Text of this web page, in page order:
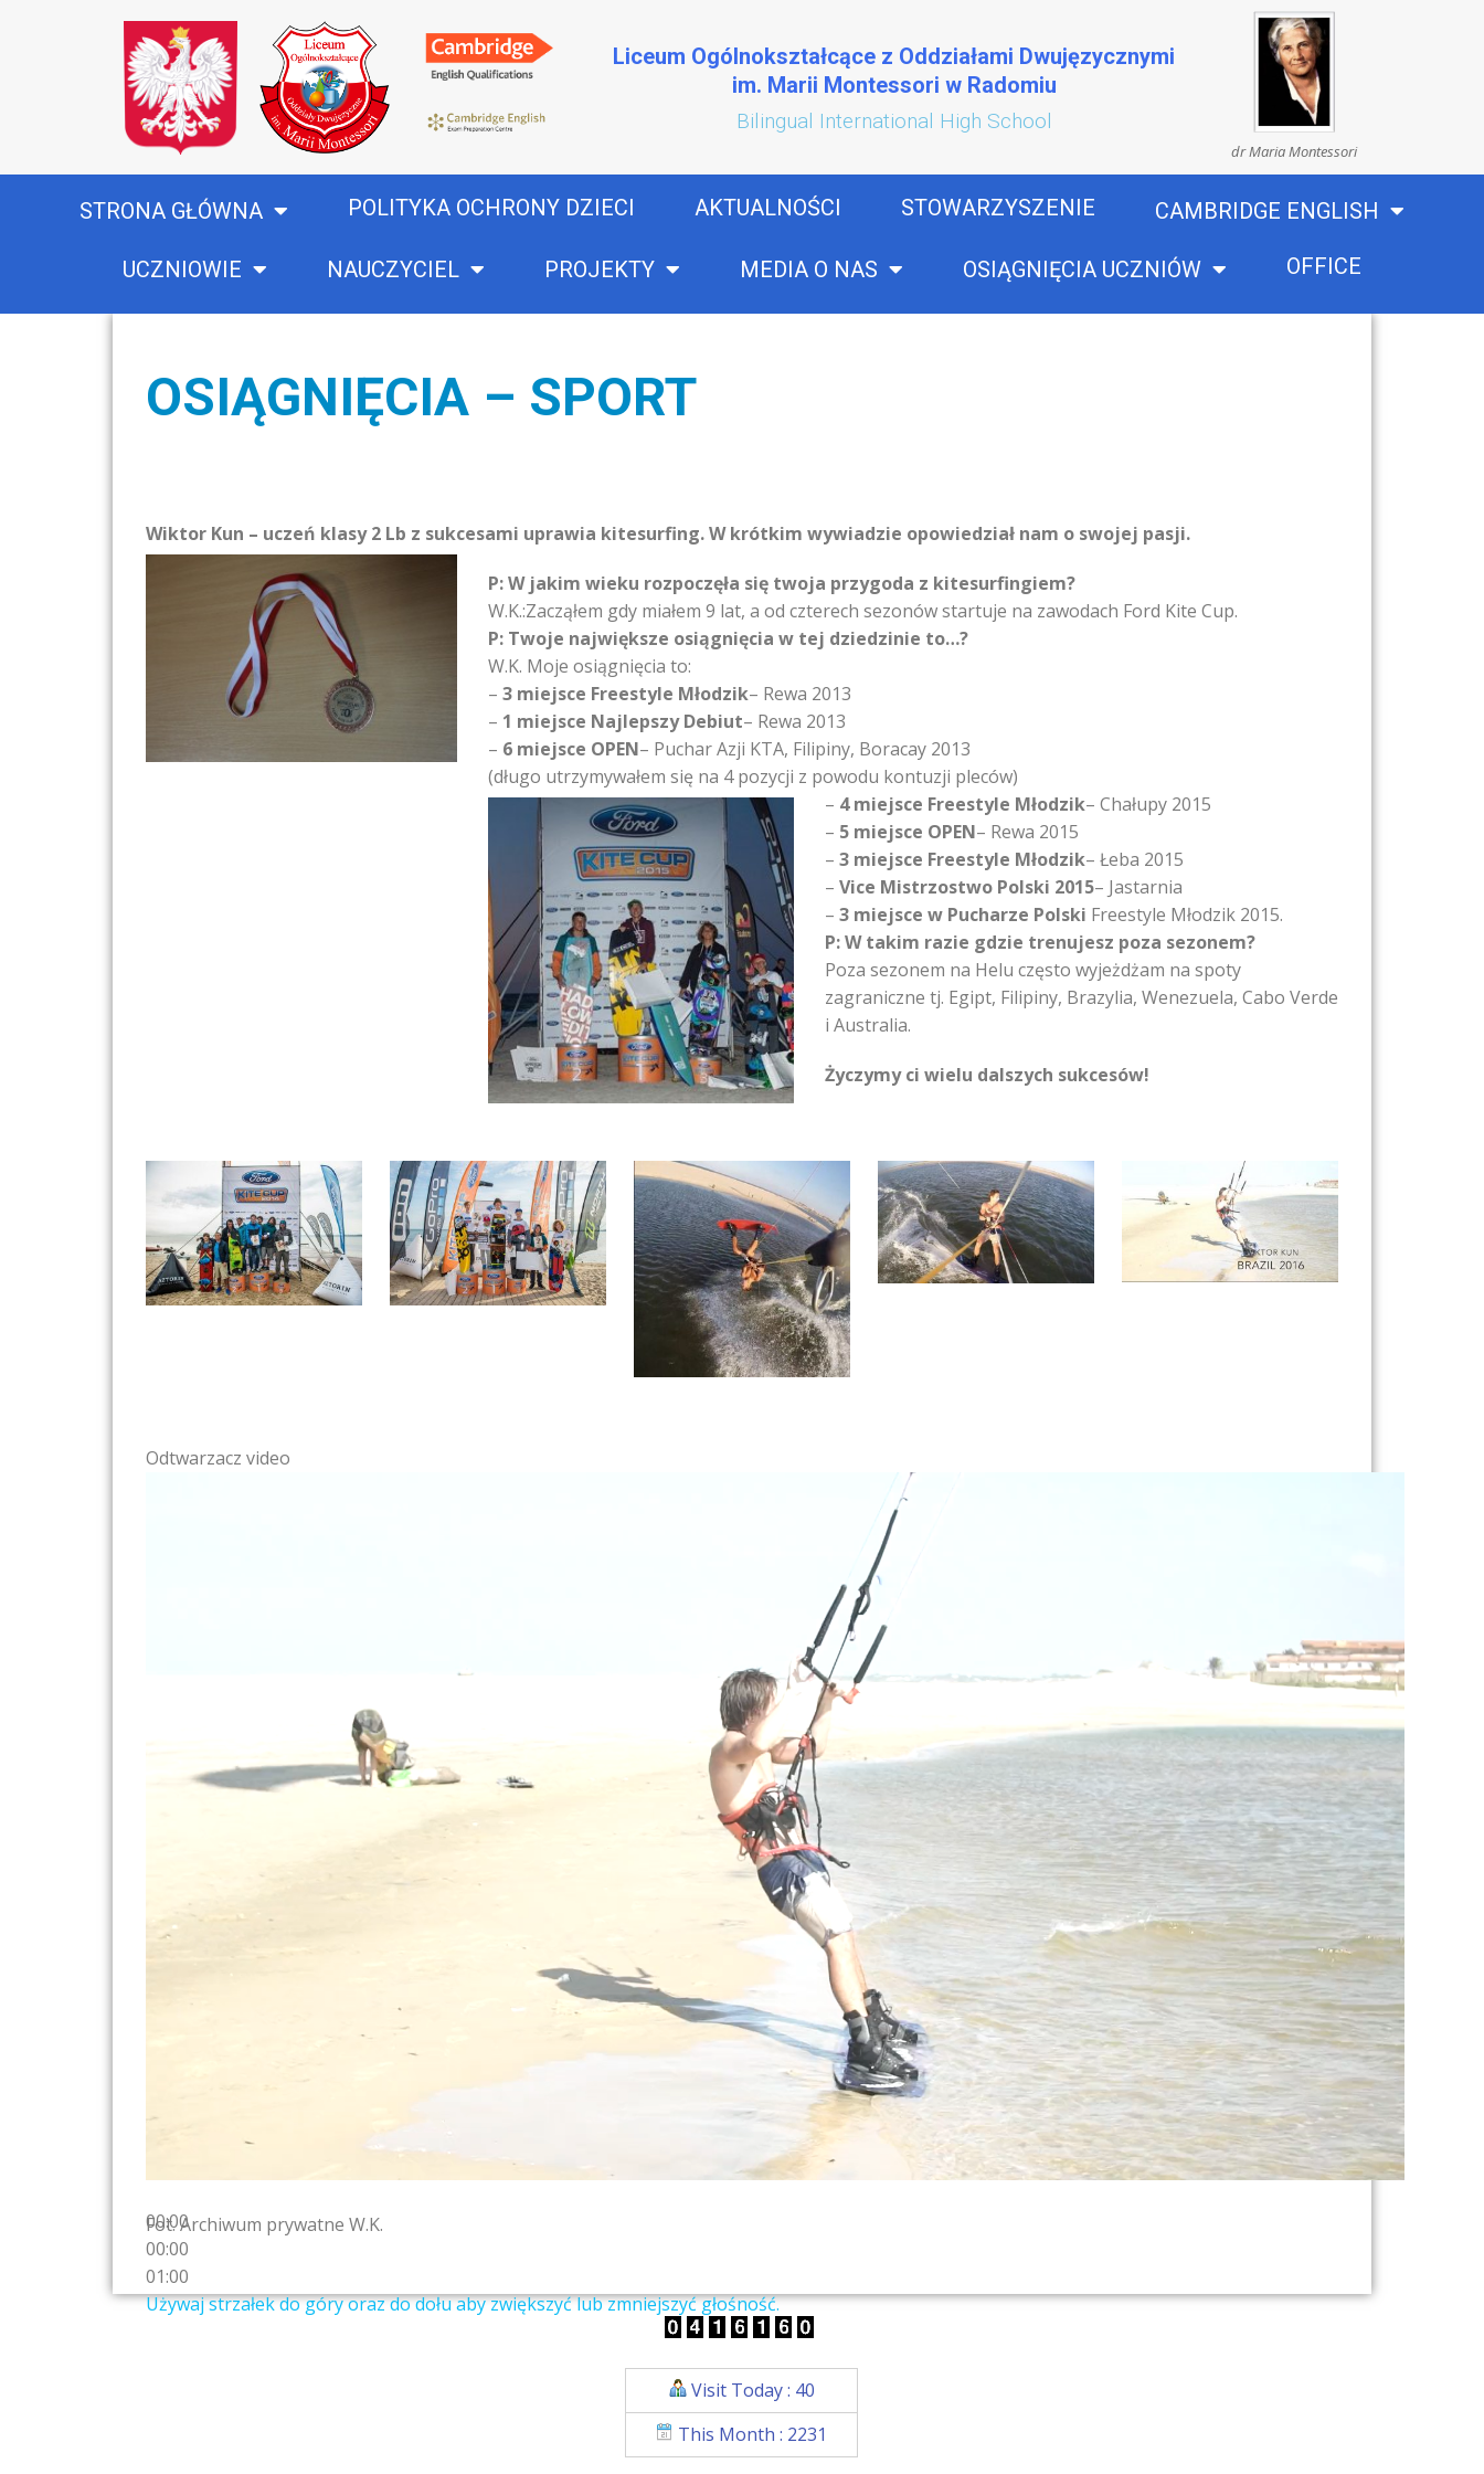
Liceum Ogólnokształcące z Oddziałami Dwujęzycznymi
im. Marii Montessori w Radomiu
Bilingual International High School
dr Maria Montessori
STRONA GŁÓWNA POLITYKA OCHRONY DZIECI AKTUALNOŚCI STOWARZYSZENIE CAMBRIDGE ENGLISH
UCZNIOWIE NAUCZYCIEL PROJEKTY MEDIA O NAS OSIĄGNIĘCIA UCZNIÓW OFFICE
OSIĄGNIĘCIA – SPORT
Wiktor Kun – uczeń klasy 2 Lb z sukcesami uprawia kitesurfing. W krótkim wywiadzie opowiedział nam o swojej pasji.
P: W jakim wieku rozpoczęła się twoja przygoda z kitesurfingiem?
W.K.:Zacząłem gdy miałem 9 lat, a od czterech sezonów startuje na zawodach Ford Kite Cup.
P: Twoje największe osiągnięcia w tej dziedzinie to…?
W.K. Moje osiągnięcia to:
– 3 miejsce Freestyle Młodzik– Rewa 2013
– 1 miejsce Najlepszy Debiut– Rewa 2013
– 6 miejsce OPEN– Puchar Azji KTA, Filipiny, Boracay 2013
(długo utrzymywałem się na 4 pozycji z powodu kontuzji pleców)
– 4 miejsce Freestyle Młodzik– Chałupy 2015
– 5 miejsce OPEN– Rewa 2015
– 3 miejsce Freestyle Młodzik– Łeba 2015
– Vice Mistrzostwo Polski 2015– Jastarnia
– 3 miejsce w Pucharze Polski Freestyle Młodzik 2015.
P: W takim razie gdzie trenujesz poza sezonem?
Poza sezonem na Helu często wyjeżdżam na spoty
zagraniczne tj. Egipt, Filipiny, Brazylia, Wenezuela, Cabo Verde
i Australia.
Życzymy ci wielu dalszych sukcesów!
Odtwarzacz video
00:00
00:00
01:00
Używaj strzałek do góry oraz do dołu aby zwiększyć lub zmniejszyć głośność.
Fot. Archiwum prywatne W.K.
Visit Today : 40
This Month : 2231